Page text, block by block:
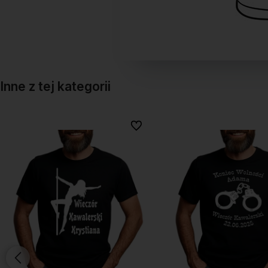
Inne z tej kategorii
Do ulubionych
Do ulubionych